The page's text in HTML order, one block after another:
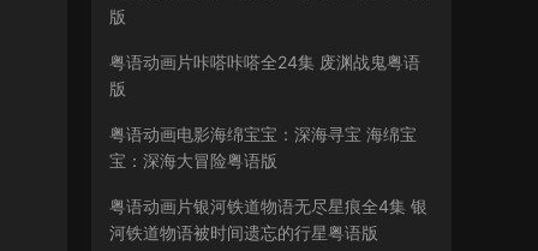
版
粤语动画片咔嗒咔嗒全24集 废渊战鬼粤语
版
粤语动画电影海绵宝宝：深海寻宝 海绵宝
宝：深海大冒险粤语版
粤语动画片银河铁道物语无尽星痕全4集 银
河铁道物语被时间遗忘的行星粤语版